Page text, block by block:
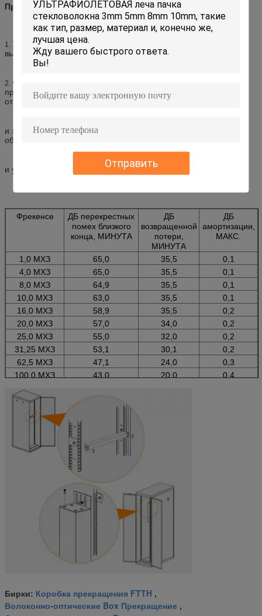
Отправить
Применение:
1. Установленный на 19" шкаф сети и открытый шкаф для
выполнения функций содержания и управления кабеля.
2. Способный быть установленным в фронте шкафа для
предусмотрения горизонтального расположения кабеля,
отладки, трассы
и защита рамки распределения или гибкого провода
оборудования, удобная для деятельности гибкого провода
и управление упрощенный, рост и чаннге.
Фрекенсе
ДБ перекрестных
помех близкого
конца, МИНУТА
ДБ
возвращенной
потери,
МИНУТА
ДБ
амортизации,
МАКС.
1,0 МХЗ 65,0 35,5
0,1
4,0 МХЗ
65,0 35,5
0,1
8,0 МХЗ
64,9 35,5
0,1
10,0 МХЗ
63,0 35,5
0,1
16,0 МХЗ
58,9 35,5
0,2
20,0 МХЗ
57,0 34,0
0,2
25,0 МХЗ
55,0 32,0
0,2
31,25 МХЗ
53,1 30,1
0,2
62,5 МХЗ
47,1 24,0
0,3
100,0 МХЗ
43,0 20,0 0,4
Бирки: Коробка прекращения FTTH ,
Волоконно-оптические Box Прекращение ,